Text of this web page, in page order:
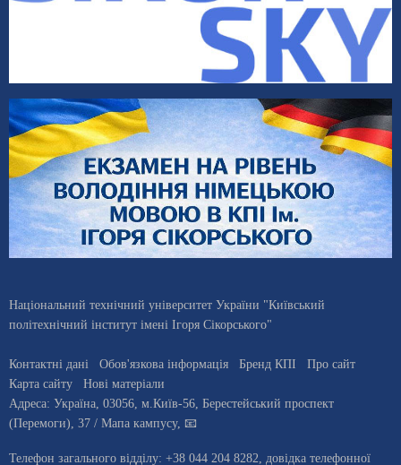
Національний технічний університет України "Київський
політехнічний інститут імені Ігоря Сікорського"
Контактні дані Обов'язкова інформація Бренд КПІ
Про сайт
Карта сайту
Нові матеріали
Адреса: Україна 03056 , м. Київ-56, Берестейський проспект
(Перемоги), 37 / Мапа кампусу, 📧
Телефон загального відділу: +38 044 204 8282 , довiдка телефонної